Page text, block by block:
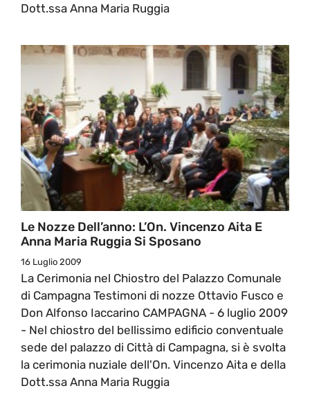
Dott.ssa Anna Maria Ruggia
Le Nozze Dell’anno: L’On. Vincenzo Aita E
Anna Maria Ruggia Si Sposano
16 Luglio 2009
La Cerimonia nel Chiostro del Palazzo Comunale
di Campagna Testimoni di nozze Ottavio Fusco e
Don Alfonso Iaccarino CAMPAGNA - 6 luglio 2009
- Nel chiostro del bellissimo edificio conventuale
sede del palazzo di Città di Campagna, si è svolta
la cerimonia nuziale dell'On. Vincenzo Aita e della
Dott.ssa Anna Maria Ruggia